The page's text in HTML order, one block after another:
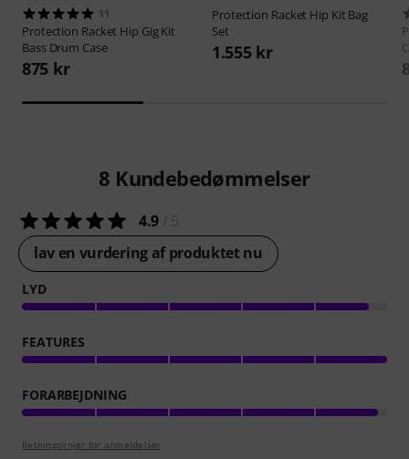
11
Protection Racket Hip Gig Kit
Bass Drum Case
875 kr
Protection Racket Hip Kit Bag
Set
1.555 kr
8 Kundebedømmelser
4.9
lav en vurdering af produktet nu
LYD
FEATURES
FORARBEJDNING
Retningslinjer for anmeldelser